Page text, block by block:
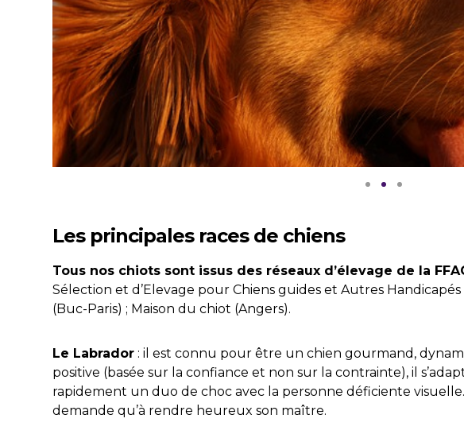
Les principales races de chiens
Tous nos chiots sont issus des réseaux d’élevage de la
Sélection et d’Elevage pour Chiens guides et Autres
(Buc-Paris) ; Maison du chiot (Angers).
Le Labrador : il est connu pour être un chien gourmand,
positive (basée sur la confiance et non sur la contrainte), il
rapidement un duo de choc avec la personne déficiente
demande qu’à rendre heureux son maître.